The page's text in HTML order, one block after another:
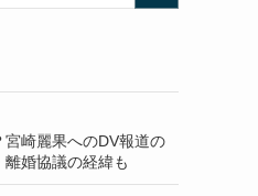
崎麗果へのDV報道の
婚協議の経緯も